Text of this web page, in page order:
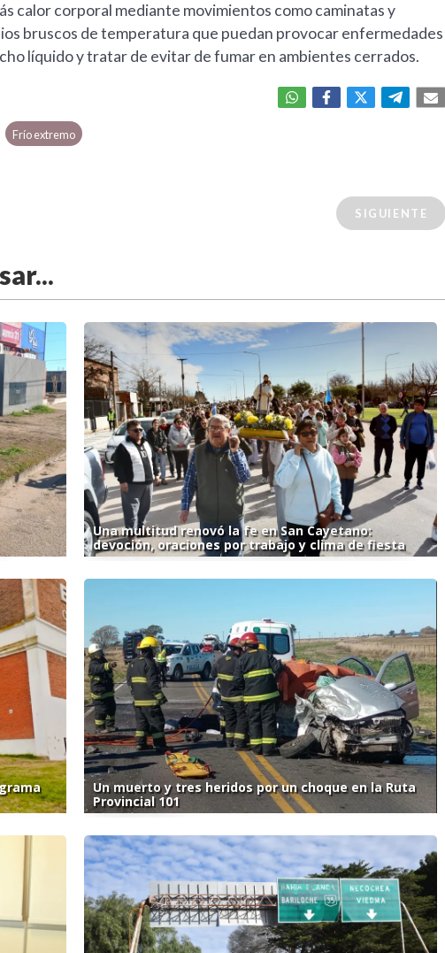
calor corporal mediante movimientos como caminatas y
bruscos de temperatura que puedan provocar enfermedades
líquido y tratar de evitar de fumar en ambientes cerrados.
Frío extremo
SIGUIENTE
Una multitud renovó la fe en San Cayetano:
devoción, oraciones por trabajo y clima de fiesta
Un muerto y tres heridos por un choque en la Ruta
Provincial 101